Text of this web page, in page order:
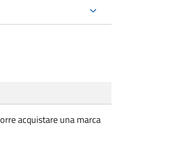
acquistare una marca